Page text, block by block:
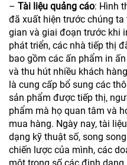
– Tài liệu quảng cáo: Hình
đã xuất hiện trước chúng
gian và giai đoạn trước khi
phát triển, các nhà tiếp thị
bao gồm các ấn phẩm in
và thu hút nhiều khách
là cung cấp bổ sung các
sản phẩm được tiếp thị,
phẩm mà họ quan tâm và
mua hàng. Ngày nay, tài
dạng kỹ thuật số, song
chiến lược của mình, các